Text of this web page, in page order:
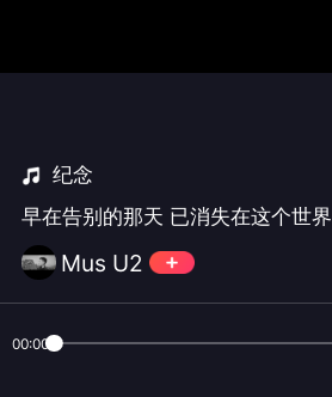
纪念
早在告别的那天 已消失在这个世界
Mus U2
00:00